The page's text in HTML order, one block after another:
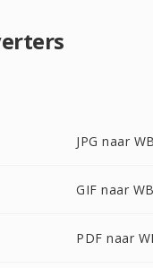
JPG naar
GIF naar
PDF naar